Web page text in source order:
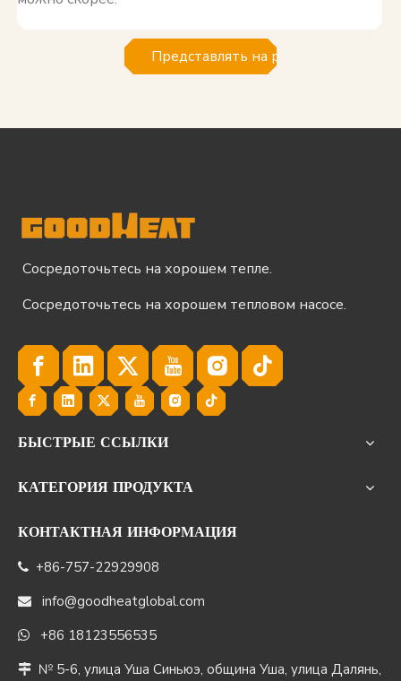
Представлять на рассмотрение
Сосредоточьтесь на хорошем тепле.
Сосредоточьтесь на хорошем тепловом насосе.
БЫСТРЫЕ ССЫЛКИ
КАТЕГОРИЯ ПРОДУКТА
КОНТАКТНАЯ ИНФОРМАЦИЯ
 +86-757-22929908
 info@goodheatglobal.com
 +86 18123556535
 № 5-6, улица Уша Синьюэ, община Уша, улица Далянь,